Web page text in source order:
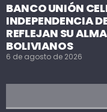
BANCO UNIÓN
INDEPENDENCIA
REFLEJAN SU
BOLIVIANOS
6 de agosto de 2026